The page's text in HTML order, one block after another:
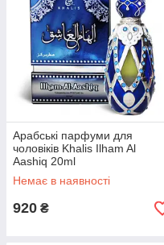
Арабські парфуми для
чоловіків Khalis Ilham Al
Aashiq 20ml
Немає в наявності
920 ₴